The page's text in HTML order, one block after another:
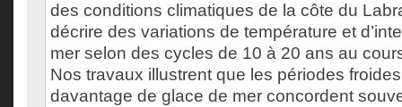
des conditions climatiques de la côte du
décrire des variations de température et
mer selon des cycles de 10 à 20 ans au
Nos travaux illustrent que les périodes
davantage de glace de mer concordent